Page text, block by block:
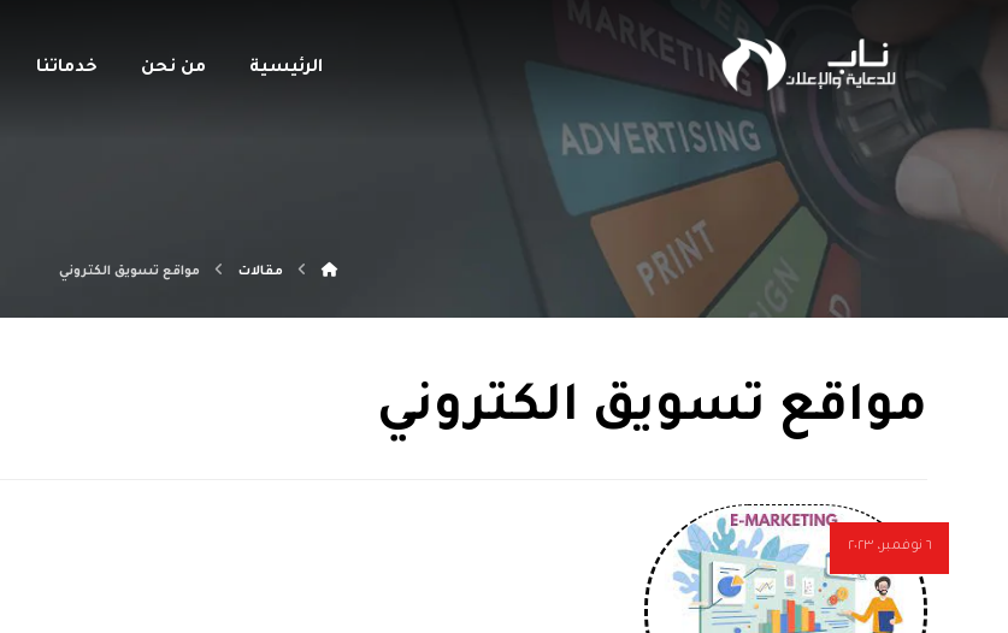
الرئيسية من نحن خدماتنا
مقالات مواقع تسويق الكتروني
مواقع تسويق الكتروني
٦ نوفمبر، ٢٠٢٣